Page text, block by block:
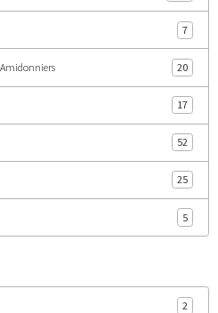
7
20
17
52
25
5
2